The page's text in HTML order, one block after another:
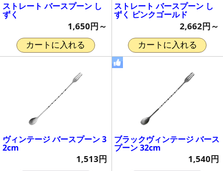
ストレート バースプーン し
ずく
1,650円～
カートに入れる
ストレート バースプーン し
ずく ピンクゴールド
2,662円～
カートに入れる
ヴィンテージ バースプーン 3
2cm
1,513円
ブラックヴィンテージ バース
プーン 32cm
1,540円